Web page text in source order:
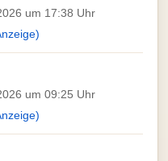
um 17:38 Uhr
um 09:25 Uhr